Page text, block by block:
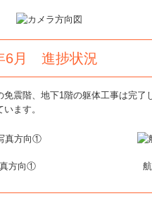
6月 進捗状況
免震階、地下1階の躯体工事は完了
ます。
方向①